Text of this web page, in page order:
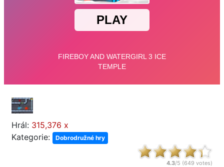
Hrál: 315,376 x
Kategorie:
Dobrodružné hry
4.3/5 (649 votes)